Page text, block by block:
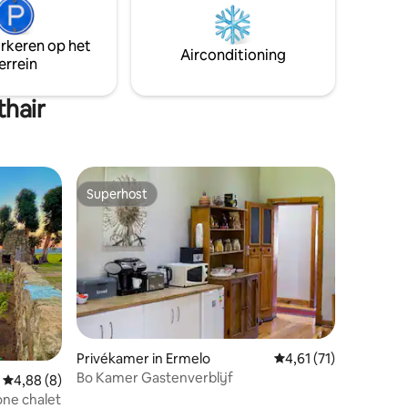
in de
Merino Mall for shopping.
op het
Airconditioning
Gemiddelde beoordeling van 4,88 uit 5, 8 recensies
4,88 (8)
chalet
Superhost
Superhost
Privékamer in Ermelo Gemiddelde
4,61 (71)
Bo Kamer Gastenverblijf